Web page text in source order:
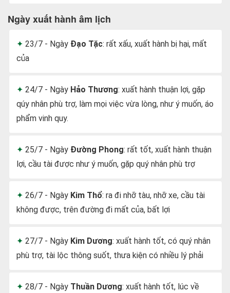
Ngày xuất hành âm lịch
23/7 - Ngày Đạo Tặc: rất xấu, xuất hành bị hại, mất
của
24/7 - Ngày Hảo Thương: xuất hành thuận lợi, gặp
qúy nhân phù trợ, làm mọi việc vừa lòng, như ý muốn, áo
phẩm vinh quy.
25/7 - Ngày Đường Phong: rất tốt, xuất hành thuận
lợi, cầu tài được như ý muốn, gặp quý nhân phù trợ
26/7 - Ngày Kim Thổ: ra đi nhỡ tàu, nhỡ xe, cầu tài
không được, trên đường đi mất của, bất lợi
27/7 - Ngày Kim Dương: xuất hành tốt, có quý nhân
phù trợ, tài lộc thông suốt, thưa kiện có nhiều lý phải
28/7 - Ngày Thuần Dương: xuất hành tốt, lúc về